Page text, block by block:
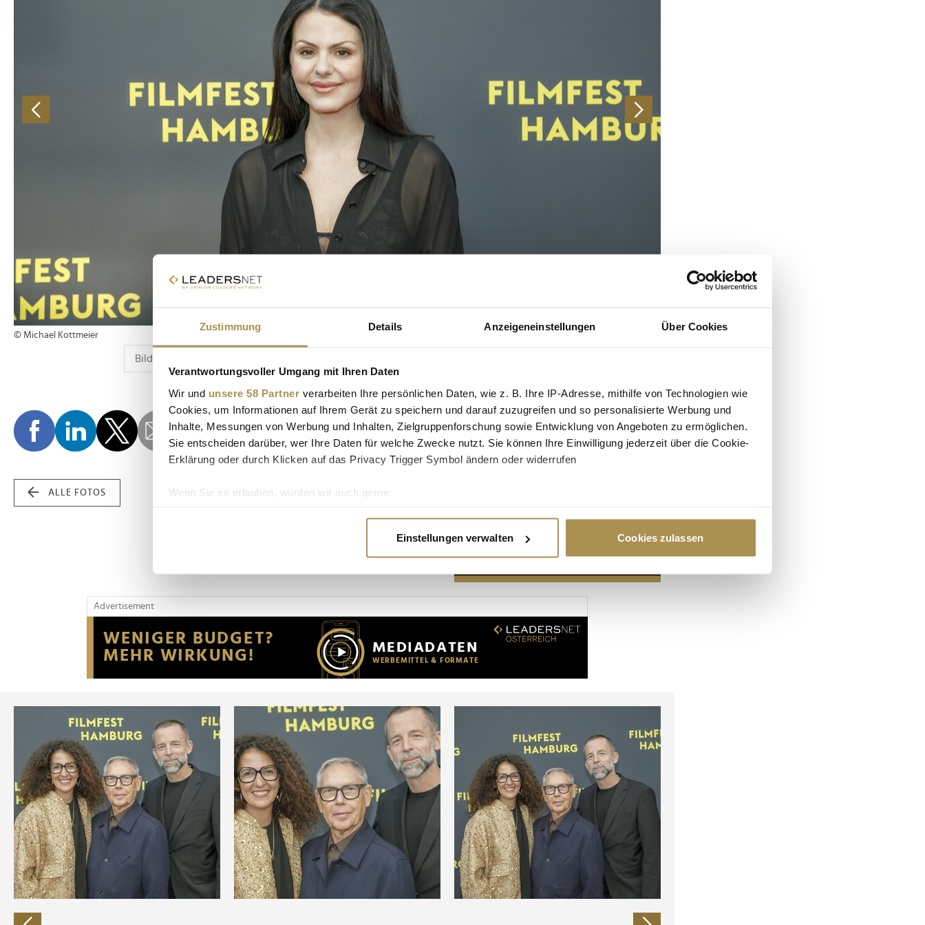
Zustimmung Details Anzeigeneinstellungen Über Cookies
Verantwortungsvoller Umgang mit Ihren Daten
Wir und unsere 58 Partner verarbeiten Ihre persönlichen Daten, wie z. B. Ihre IP-Adresse, mithilfe von Technologien wie
Cookies, um Informationen auf Ihrem Gerät zu speichern und darauf zuzugreifen und so personalisierte Werbung und
Inhalte, Messungen von Werbung und Inhalten, Zielgruppenforschung sowie Entwicklung von Angeboten zu ermöglichen.
Sie entscheiden darüber, wer Ihre Daten für welche Zwecke nutzt. Sie können Ihre Einwilligung jederzeit über die Cookie-
Erklärung oder durch Klicken auf das Privacy Trigger Symbol ändern oder widerrufen
Wenn Sie es erlauben, würden wir auch gerne:
Erfahren Sie mehr darüber, wie Ihre persönlichen Daten verarbeitet werden, und legen Sie Ihre Präferenzen im
Wir verwenden Cookies, um Inhalte und Anzeigen zu personalisieren, Funktionen für soziale Medien anbieten zu können
Website an unsere Partner für soziale Medien, Werbung und Analysen weiter. Unsere Partner führen diese Informationen
möglicherweise mit weiteren Daten zusammen, die Sie ihnen bereitgestellt haben oder die sie im Rahmen Ihrer Nutzung
der Dienste gesammelt haben.
Einstellungen verwalten Cookies zulassen
© Michael Kottmeier
ALLE FOTOS
Advertisement
Advertisement